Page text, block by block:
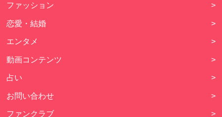
ファッション >
恋愛・結婚 >
エンタメ >
動画コンテンツ >
占い >
お問い合わせ >
ファンクラブ >